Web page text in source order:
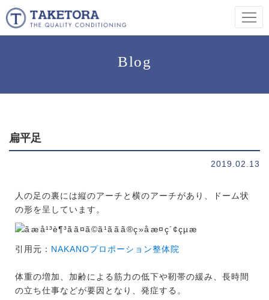
Blog
扁平足
2019.02.13
人の足の裏には縦のアーチと横のアーチがあり、ドーム状
の形を呈しています。
引用元： NAKANOプロポーション整体院
体重の増加、加齢による筋力の低下や靭帯の緩み、長時間
の立ち仕事などが要因となり、発症する。